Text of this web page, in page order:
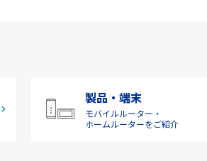
製品・端末
モバイルルーター・
ホームルーターをご紹介